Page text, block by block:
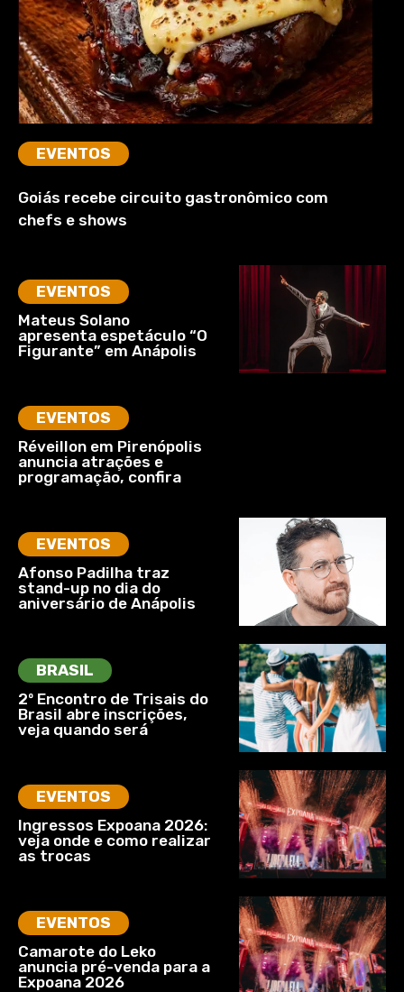
EVENTOS
Goiás recebe circuito gastronômico com
chefs e shows
EVENTOS
Mateus Solano
apresenta espetáculo “O
Figurante” em Anápolis
EVENTOS
Réveillon em Pirenópolis
anuncia atrações e
programação, confira
EVENTOS
Afonso Padilha traz
stand-up no dia do
aniversário de Anápolis
BRASIL
2º Encontro de Trisais do
Brasil abre inscrições,
veja quando será
EVENTOS
Ingressos Expoana 2026:
veja onde e como realizar
as trocas
EVENTOS
Camarote do Leko
anuncia pré-venda para a
Expoana 2026